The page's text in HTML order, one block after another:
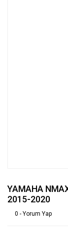
YAMAHA
2015-2020
0 - Yorum Yap